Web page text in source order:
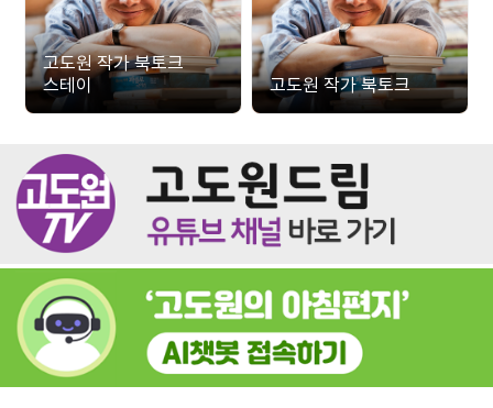
고도원 작가 북토크
스테이
고도원 작가 북토크